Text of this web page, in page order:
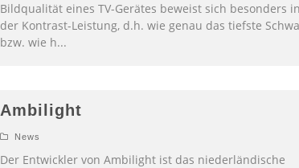
Bildqualität eines TV-Gerätes beweist sich besonders in
der Kontrast-Leistung, d.h. wie genau das tiefste
bzw. wie h...
Ambilight
News
Der Entwickler von Ambilight ist das niederländische